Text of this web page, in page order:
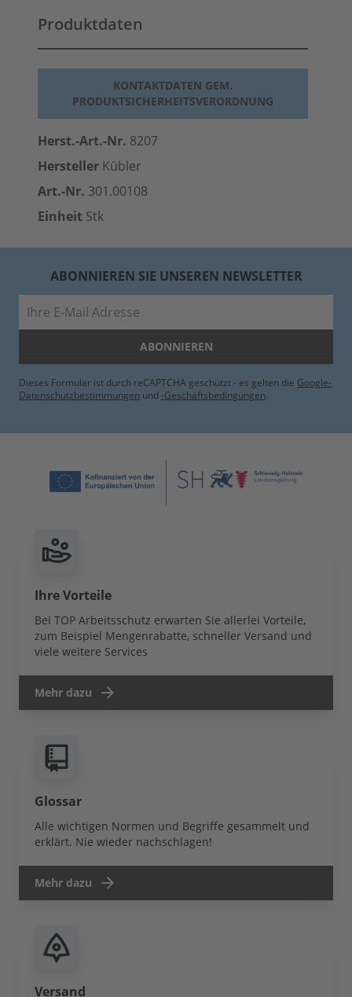
Produktdaten
KONTAKTDATEN GEM.
PRODUKTSICHERHEITSVERORDNUNG
Herst.-Art.-Nr. 8207
Hersteller Kübler
Art.-Nr. 301.00108
Einheit Stk
ABONNIEREN SIE UNSEREN NEWSLETTER
ABONNIEREN
Dieses Formular ist durch reCAPTCHA geschützt - es gelten die Google-
Datenschutzbestimmungen und -Geschäftsbedingungen.
Ihre Vorteile
Bei TOP Arbeitsschutz erwarten Sie allerlei Vorteile,
zum Beispiel Mengenrabatte, schneller Versand und
viele weitere Services
Mehr dazu
Glossar
Alle wichtigen Normen und Begriffe gesammelt und
erklärt. Nie wieder nachschlagen!
Mehr dazu
Versand